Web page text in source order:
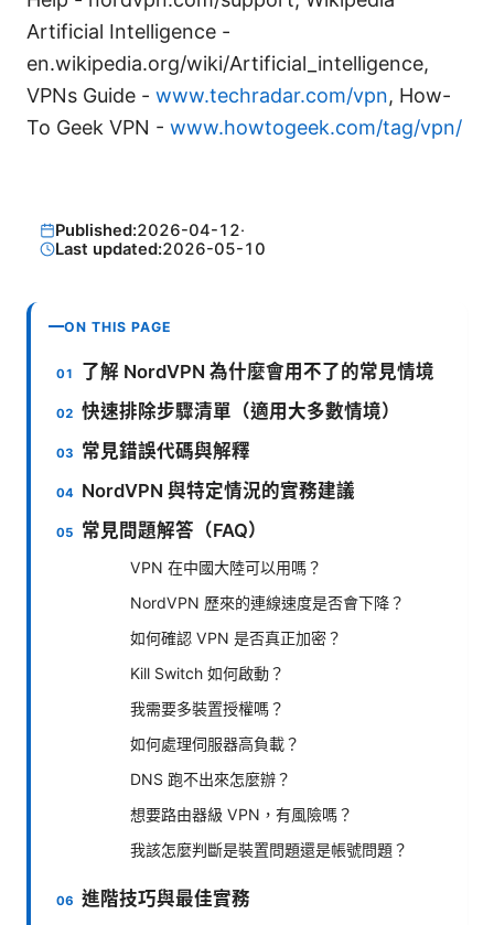
Artificial Intelligence -
en.wikipedia.org/wiki/Artificial_intelligence,
VPNs Guide - www.techradar.com/vpn, How-
To Geek VPN - www.howtogeek.com/tag/vpn/
Published:2026-04-12·
Last updated:2026-05-10
ON THIS PAGE
了解 NordVPN 為什麼會用不了的常見情境
快速排除步驟清單（適用大多數情境）
常見錯誤代碼與解釋
NordVPN 與特定情況的實務建議
常見問題解答（FAQ）
VPN 在中國大陸可以用嗎？
NordVPN 歷來的連線速度是否會下降？
如何確認 VPN 是否真正加密？
Kill Switch 如何啟動？
我需要多裝置授權嗎？
如何處理伺服器高負載？
DNS 跑不出來怎麼辦？
想要路由器級 VPN，有風險嗎？
我該怎麼判斷是裝置問題還是帳號問題？
進階技巧與最佳實務